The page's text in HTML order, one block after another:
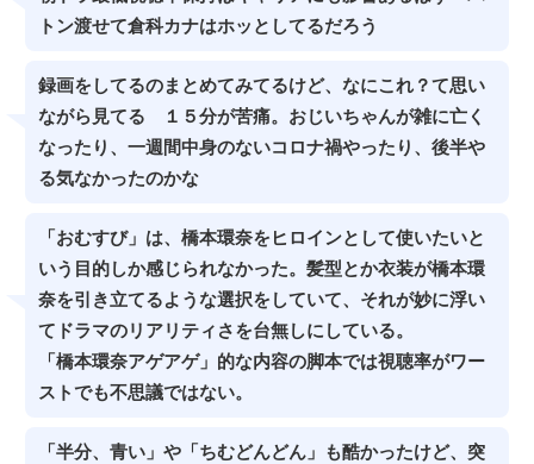
トン渡せて倉科カナはホッとしてるだろう
録画をしてるのまとめてみてるけど、なにこれ？て思い
ながら見てる １５分が苦痛。おじいちゃんが雑に亡く
なったり、一週間中身のないコロナ禍やったり、後半や
る気なかったのかな
「おむすび」は、橋本環奈をヒロインとして使いたいと
いう目的しか感じられなかった。髪型とか衣装が橋本環
奈を引き立てるような選択をしていて、それが妙に浮い
てドラマのリアリティさを台無しにしている。
「橋本環奈アゲアゲ」的な内容の脚本では視聴率がワー
ストでも不思議ではない。
「半分、青い」や「ちむどんどん」も酷かったけど、突